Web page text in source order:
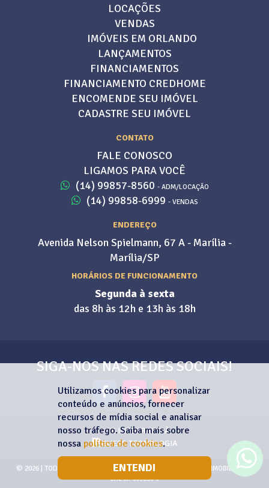
Utilizamos cookies para personalizar
conteúdo e anúncios, fornecer
recursos de mídia social e analisar
nosso tráfego. Saiba mais sobre
nossa política de cookies.
ENTENDI
LOCAÇÕES
VENDAS
IMÓVEIS EM ORLANDO
LANÇAMENTOS
FINANCIAMENTOS
FINANCIAMENTO CREDHOME
ENCOMENDE SEU IMÓVEL
CADASTRE SEU IMÓVEL
CONTATO
FALE CONOSCO
LIGAMOS PARA VOCÊ
(14) 99857-8560 - ADM/LOCAÇÃO
(14) 99858-6999 - VENDAS
ENDEREÇO
Avenida Nelson Spielmann, 67 A - Marília -
Marília/SP
HORÁRIOS DE FUNCIONAMENTO
Segunda à sexta
das 8h às 12h e 13h às 18h
SIGA-NOS NAS REDES SOCIAIS!
SITE INTEGRADO À
© 2026 | TODOS OS DIREITOS RESERVADOS | PINA NEGÓCIOS IMOBILIÁRIOS
CRECI: 039630-J